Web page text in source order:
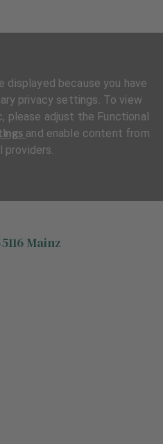
Mainz
displayed because you have
privacy settings. To view
please adjust the Functional
and enable content from
providers.